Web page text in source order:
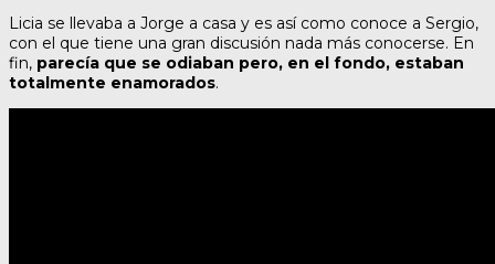
Licia se llevaba a Jorge a casa y es así como conoce a Sergio,
con el que tiene una gran discusión nada más conocerse. En
fin, parecía que se odiaban pero, en el fondo, estaban
totalmente enamorados.